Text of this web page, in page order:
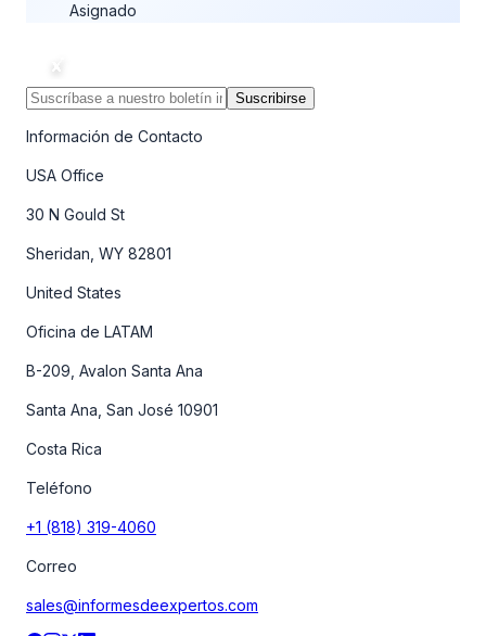
Asignado
Suscribirse
Información de Contacto
USA Office
30 N Gould St
Sheridan, WY 82801
United States
Oficina de LATAM
B-209, Avalon Santa Ana
Santa Ana, San José 10901
Costa Rica
Teléfono
+1 (818) 319-4060
Correo
sales@informesdeexpertos.com